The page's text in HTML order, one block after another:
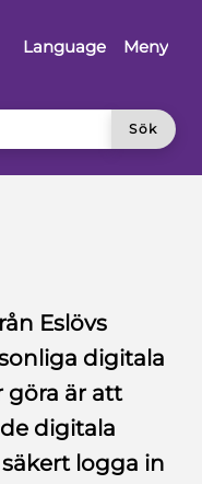
Language
Meny
Sök
Eslövs
digitala
göra är att
digitala
logga in